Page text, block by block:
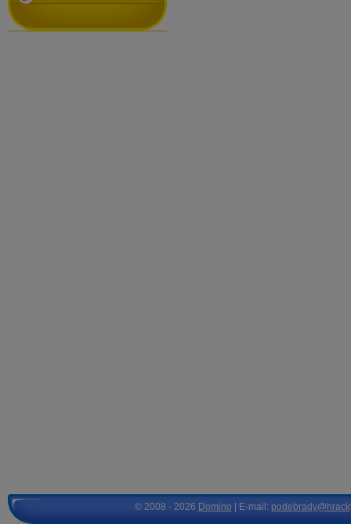
© 2008 - 2026 Domino | E-mail: